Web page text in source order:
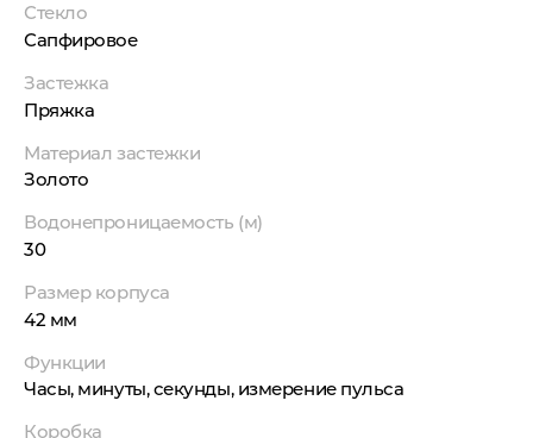
Стекло
Сапфировое
Застежка
Пряжка
Материал застежки
Золото
Водонепроницаемость (м)
30
Размер корпуса
42 мм
Функции
Часы, минуты, секунды, измерение пульса
Коробка